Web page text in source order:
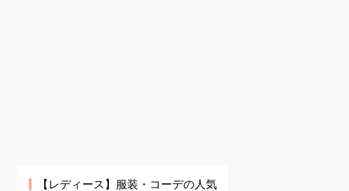
【レディース】 服装・コーデの人気